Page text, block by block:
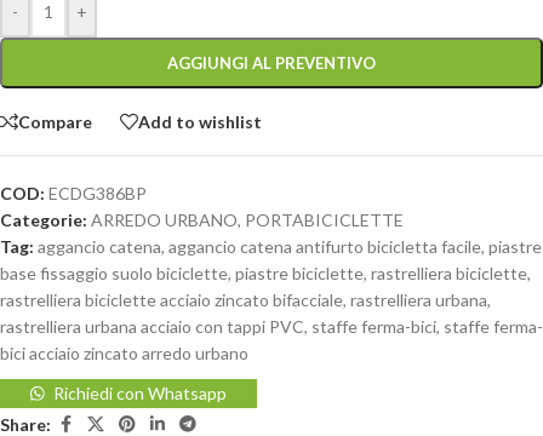
- +
AGGIUNGI AL PREVENTIVO
Compare Add to wishlist
COD: ECDG386BP
Categorie: ARREDO URBANO, PORTABICICLETTE
Tag: aggancio catena, aggancio catena antifurto bicicletta facile, piastre
base fissaggio suolo biciclette, piastre biciclette, rastrelliera biciclette,
rastrelliera biciclette acciaio zincato bifacciale, rastrelliera urbana,
rastrelliera urbana acciaio con tappi PVC, staffe ferma-bici, staffe ferma-
bici acciaio zincato arredo urbano
Richiedi con Whatsapp
Share: